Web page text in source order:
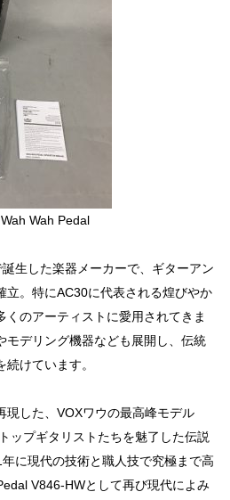
Wah Pedal
生した楽器メーカーで、ギターアン
立。特にAC30に代表される煌びやか
くのアーティストに愛用されてきま
モデリング機器なども展開し、伝統
けています。
現した、VOXワウの最高峰モデル
ップギタリストたちを魅了した伝説
に現代の技術と職人技で究極まで高
V846-HWとして再び現代によみ